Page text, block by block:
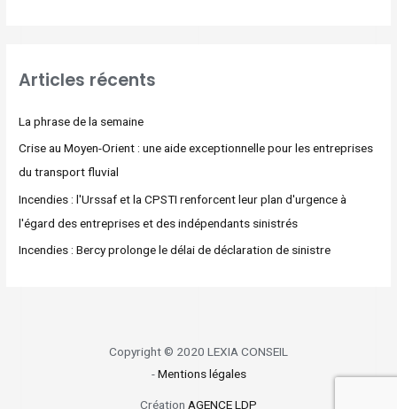
Articles récents
La phrase de la semaine
Crise au Moyen-Orient : une aide exceptionnelle pour les entreprises
du transport fluvial
Incendies : l'Urssaf et la CPSTI renforcent leur plan d'urgence à
l'égard des entreprises et des indépendants sinistrés
Incendies : Bercy prolonge le délai de déclaration de sinistre
Copyright © 2020 LEXIA CONSEIL
-Mentions légales
Création AGENCE LDP